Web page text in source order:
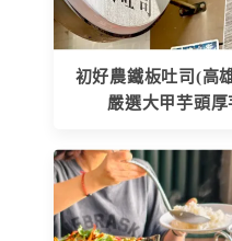
初好農鐵板吐司(高
嚴選大甲芋頭厚